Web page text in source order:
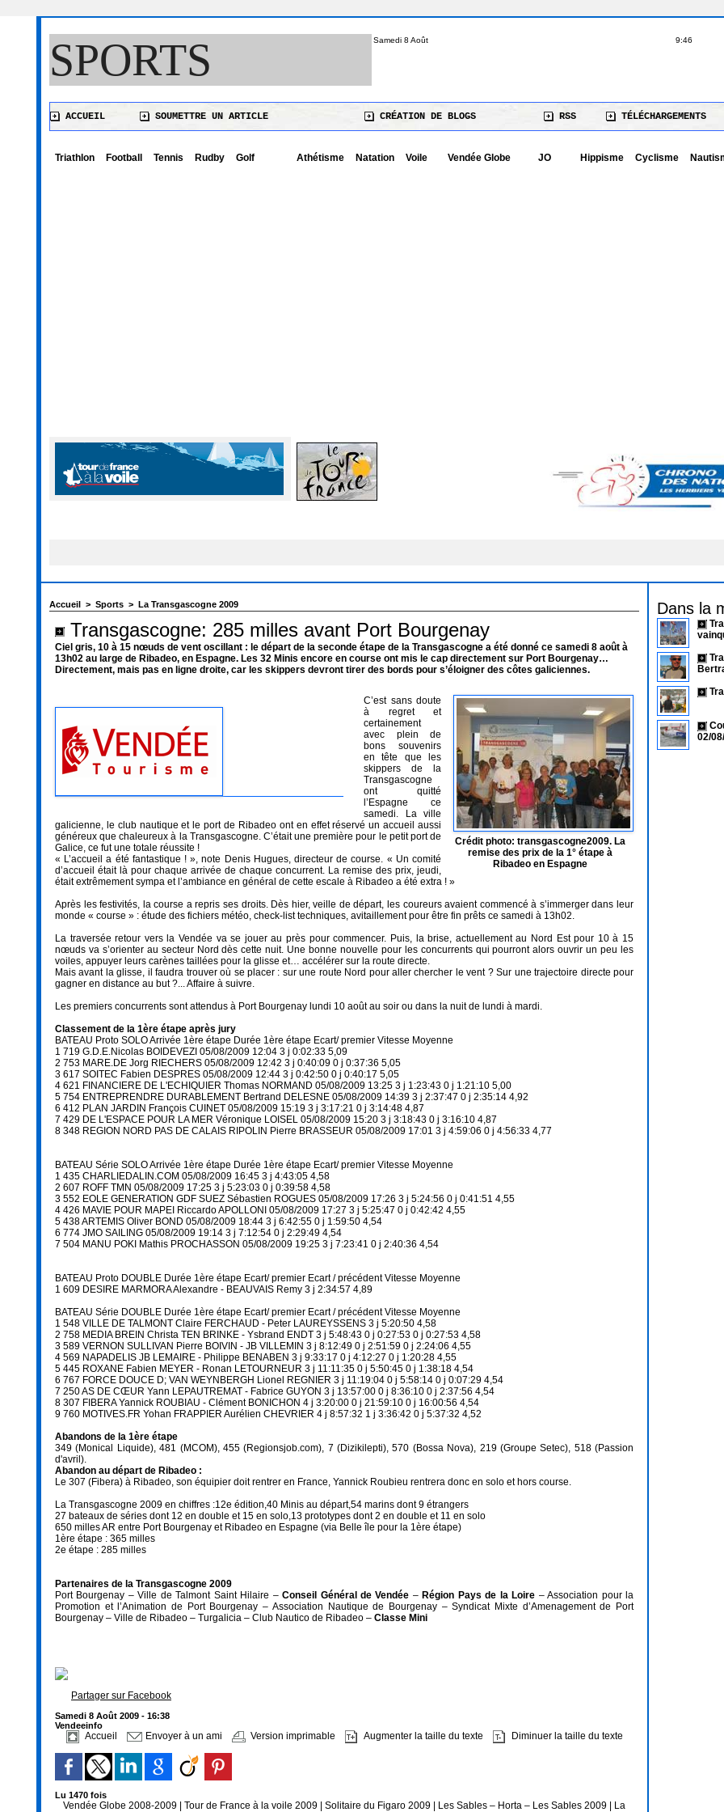
SPORTS Samedi 8 Août 9:46
ACCUEIL SOUMETTRE UN ARTICLE CRÉATION DE BLOGS RSS TÉLÉCHARGEMENTS
Triathlon Football Tennis Rudby Golf Athétisme Natation Voile Vendée Globe JO Hippisme Cyclisme
Accueil > Sports > La Transgascogne 2009
Transgascogne: 285 milles avant Port Bourgenay
Ciel gris, 10 à 15 nœuds de vent oscillant : le départ de la seconde étape de la Transgascogne a été donné ce samedi 8 août à
13h02 au large de Ribadeo, en Espagne. Les 32 Minis encore en course ont mis le cap directement sur Port Bourgenay…
Directement, mais pas en ligne droite, car les skippers devront tirer des bords pour s’éloigner des côtes galiciennes.
Crédit photo: transgascogne2009. La
remise des prix de la 1° étape à
Ribadeo en Espagne
C’est sans doute
à regret et
certainement
avec plein de
bons souvenirs
en tête que les
skippers de la
Transgascogne
ont quitté
l’Espagne ce
samedi. La ville
galicienne, le club nautique et le port de Ribadeo ont en effet réservé un accueil aussi
généreux que chaleureux à la Transgascogne. C’était une première pour le petit port de
Galice, ce fut une totale réussite !
« L’accueil a été fantastique ! », note Denis Hugues, directeur de course. « Un comité
d’accueil était là pour chaque arrivée de chaque concurrent. La remise des prix, jeudi,
était extrêmement sympa et l’ambiance en général de cette escale à Ribadeo a été extra ! »
Après les festivités, la course a repris ses droits. Dès hier, veille de départ, les coureurs avaient commencé à s’immerger dans leur
monde « course » : étude des fichiers météo, check-list techniques, avitaillement pour être fin prêts ce samedi à 13h02.
La traversée retour vers la Vendée va se jouer au près pour commencer. Puis, la brise, actuellement au Nord Est pour 10 à 15
nœuds va s’orienter au secteur Nord dès cette nuit. Une bonne nouvelle pour les concurrents qui pourront alors ouvrir un peu les
voiles, appuyer leurs carènes taillées pour la glisse et… accélérer sur la route directe.
Mais avant la glisse, il faudra trouver où se placer : sur une route Nord pour aller chercher le vent ? Sur une trajectoire directe pour
gagner en distance au but ?... Affaire à suivre.
Les premiers concurrents sont attendus à Port Bourgenay lundi 10 août au soir ou dans la nuit de lundi à mardi.
Classement de la 1ère étape après jury
BATEAU Proto SOLO Arrivée 1ère étape Durée 1ère étape Ecart/ premier Vitesse Moyenne
1 719 G.D.E.Nicolas BOIDEVEZI 05/08/2009 12:04 3 j 0:02:33 5,09
2 753 MARE.DE Jorg RIECHERS 05/08/2009 12:42 3 j 0:40:09 0 j 0:37:36 5,05
3 617 SOITEC Fabien DESPRES 05/08/2009 12:44 3 j 0:42:50 0 j 0:40:17 5,05
4 621 FINANCIERE DE L'ECHIQUIER Thomas NORMAND 05/08/2009 13:25 3 j 1:23:43 0 j 1:21:10 5,00
5 754 ENTREPRENDRE DURABLEMENT Bertrand DELESNE 05/08/2009 14:39 3 j 2:37:47 0 j 2:35:14 4,92
6 412 PLAN JARDIN François CUINET 05/08/2009 15:19 3 j 3:17:21 0 j 3:14:48 4,87
7 429 DE L'ESPACE POUR LA MER Véronique LOISEL 05/08/2009 15:20 3 j 3:18:43 0 j 3:16:10 4,87
8 348 REGION NORD PAS DE CALAIS RIPOLIN Pierre BRASSEUR 05/08/2009 17:01 3 j 4:59:06 0 j 4:56:33 4,77
BATEAU Série SOLO Arrivée 1ère étape Durée 1ère étape Ecart/ premier Vitesse Moyenne
1 435 CHARLIEDALIN.COM 05/08/2009 16:45 3 j 4:43:05 4,58
2 607 ROFF TMN 05/08/2009 17:25 3 j 5:23:03 0 j 0:39:58 4,58
3 552 EOLE GENERATION GDF SUEZ Sébastien ROGUES 05/08/2009 17:26 3 j 5:24:56 0 j 0:41:51 4,55
4 426 MAVIE POUR MAPEI Riccardo APOLLONI 05/08/2009 17:27 3 j 5:25:47 0 j 0:42:42 4,55
5 438 ARTEMIS Oliver BOND 05/08/2009 18:44 3 j 6:42:55 0 j 1:59:50 4,54
6 774 JMO SAILING 05/08/2009 19:14 3 j 7:12:54 0 j 2:29:49 4,54
7 504 MANU POKI Mathis PROCHASSON 05/08/2009 19:25 3 j 7:23:41 0 j 2:40:36 4,54
BATEAU Proto DOUBLE Durée 1ère étape Ecart/ premier Ecart / précédent Vitesse Moyenne
1 609 DESIRE MARMORA Alexandre - BEAUVAIS Remy 3 j 2:34:57 4,89
BATEAU Série DOUBLE Durée 1ère étape Ecart/ premier Ecart / précédent Vitesse Moyenne
1 548 VILLE DE TALMONT Claire FERCHAUD - Peter LAUREYSSENS 3 j 5:20:50 4,58
2 758 MEDIA BREIN Christa TEN BRINKE - Ysbrand ENDT 3 j 5:48:43 0 j 0:27:53 0 j 0:27:53 4,58
3 589 VERNON SULLIVAN Pierre BOIVIN - JB VILLEMIN 3 j 8:12:49 0 j 2:51:59 0 j 2:24:06 4,55
4 569 NAPADELIS JB LEMAIRE - Philippe BENABEN 3 j 9:33:17 0 j 4:12:27 0 j 1:20:28 4,55
5 445 ROXANE Fabien MEYER - Ronan LETOURNEUR 3 j 11:11:35 0 j 5:50:45 0 j 1:38:18 4,54
6 767 FORCE DOUCE D; VAN WEYNBERGH Lionel REGNIER 3 j 11:19:04 0 j 5:58:14 0 j 0:07:29 4,54
7 250 AS DE CŒUR Yann LEPAUTREMAT - Fabrice GUYON 3 j 13:57:00 0 j 8:36:10 0 j 2:37:56 4,54
8 307 FIBERA Yannick ROUBIAU - Clément BONICHON 4 j 3:20:00 0 j 21:59:10 0 j 16:00:56 4,54
9 760 MOTIVES.FR Yohan FRAPPIER Aurélien CHEVRIER 4 j 8:57:32 1 j 3:36:42 0 j 5:37:32 4,52
Abandons de la 1ère étape
349 (Monical Liquide), 481 (MCOM), 455 (Regionsjob.com), 7 (Dizikilepti), 570 (Bossa Nova), 219 (Groupe Setec), 518 (Passion
d'avril).
Abandon au départ de Ribadeo :
Le 307 (Fibera) à Ribadeo, son équipier doit rentrer en France, Yannick Roubieu rentrera donc en solo et hors course.
La Transgascogne 2009 en chiffres :12e édition,40 Minis au départ,54 marins dont 9 étrangers
27 bateaux de séries dont 12 en double et 15 en solo,13 prototypes dont 2 en double et 11 en solo
650 milles AR entre Port Bourgenay et Ribadeo en Espagne (via Belle île pour la 1ère étape)
1ère étape : 365 milles
2e étape : 285 milles
Partenaires de la Transgascogne 2009
Port Bourgenay – Ville de Talmont Saint Hilaire –Conseil Général de Vendée – Région Pays de la Loire – Association pour la
Promotion et l’Animation de Port Bourgenay – Association Nautique de Bourgenay – Syndicat Mixte d’Amenagement de Port
Bourgenay – Ville de Ribadeo – Turgalicia – Club Nautico de Ribadeo – Classe Mini
Partager sur Facebook
Samedi 8 Août 2009 - 16:38
Vendeeinfo
Accueil Envoyer à un ami Version imprimable Augmenter la taille du texte Diminuer la taille du texte
Lu 1470 fois
Vendée Globe 2008-2009 Tour de France à la voile 2009 Solitaire du Figaro 2009 Les Sables – Horta – Les Sables 2009
La
Dans la
02/